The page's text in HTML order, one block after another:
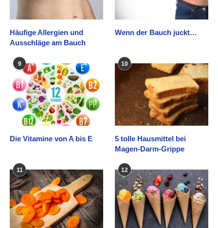
Häufige Allergien und
Ausschläge am Bauch
Wenn der Bauch juckt…
9
Die Vitamine von A bis E
10
5 tolle Hausmittel bei
Magen-Darm-Grippe
11 12